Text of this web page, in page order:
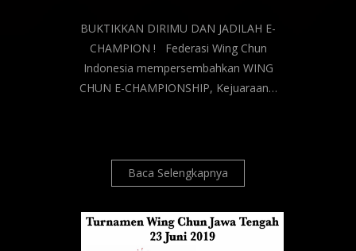
BUKTIKKAN DIRIMU DAN JADILAH E-
CHAMPION ! Federasi Wing Chun
Indonesia mempersembahkan WING
CHUN E-CHAMPIONSHIP, Kejuaraan…
Baca Selengkapnya